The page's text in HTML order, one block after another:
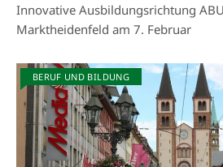
Innovative Ausbildungsrichtung
Marktheidenfeld am 7. Februar
BERUF UND BILDUNG